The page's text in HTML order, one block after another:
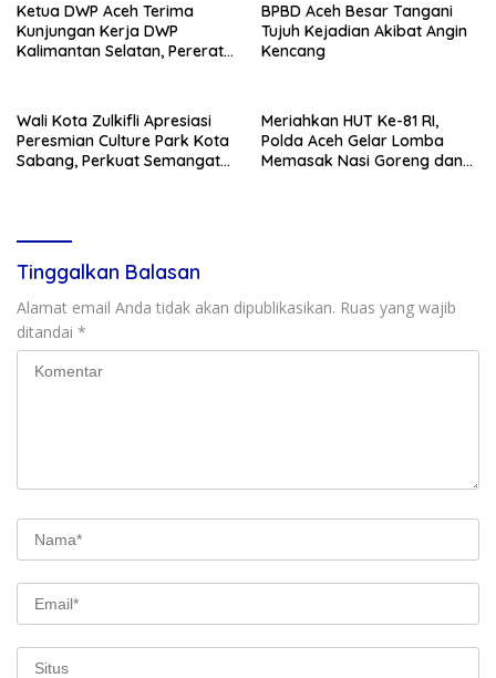
Ketua DWP Aceh Terima
Kunjungan Kerja DWP
Kalimantan Selatan, Pererat
BPBD Aceh Besar Tangani
Tujuh Kejadian Akibat Angin
Kencang
Wali Kota Zulkifli Apresiasi
Peresmian Culture Park Kota
Sabang, Perkuat Semangat
Meriahkan HUT Ke-81 RI,
Polda Aceh Gelar Lomba
Memasak Nasi Goreng dan
Tinggalkan Balasan
Alamat email Anda tidak akan dipublikasikan. Ruas yang wajib
ditandai *